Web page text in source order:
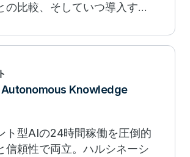
の比較、そしていつ導入すべ
Knowledge
ト型AIの24時間稼働を圧倒的
信頼性で両立。ハルシネーシ